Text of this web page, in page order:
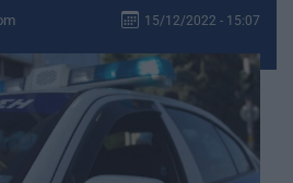
15/12/2022 - 15:07